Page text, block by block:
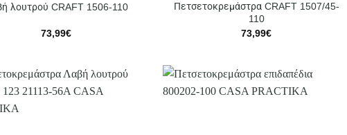
λουτρού CRAFT 1506-110
73,99€
Πετσετοκρεμάστρα CRAFT 1507/45-
110
73,99€